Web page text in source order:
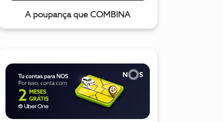
A poupança que COMBINA